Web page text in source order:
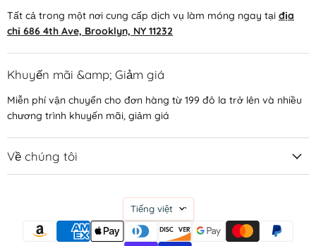
Tất cả trong một nơi cung cấp dịch vụ làm móng ngay tại địa
chỉ 686 4th Ave, Brooklyn, NY 11232
Khuyến mãi &amp; Giảm giá
Miễn phí vận chuyển cho đơn hàng từ 199 đô la trở lên và nhiều
chương trình khuyến mãi, giảm giá
Về chúng tôi
Ngôn
ngữ
Tiếng việt